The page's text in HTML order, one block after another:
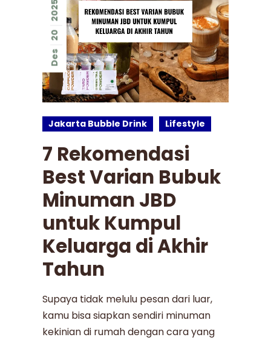
Des
20
2025
Jakarta Bubble Drink Lifestyle
7 Rekomendasi
Best Varian Bubuk
Minuman JBD
untuk Kumpul
Keluarga di Akhir
Tahun
Supaya tidak melulu pesan dari luar,
kamu bisa siapkan sendiri minuman
kekinian di rumah dengan cara yang